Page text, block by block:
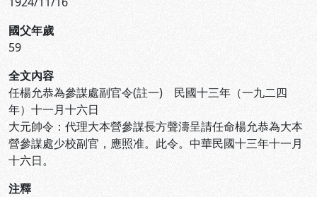
國父年歲
59
全文內容
任楊允恭為參謀處副官令(註一) 民國十三年（一九二四
年）十一月十六日
大元帥令：代理大本營參謀長方聲濤呈請任命楊允恭為大本
營參謀處少校副官，應照准。此令。中華民國十三年十一月
十六日。
注釋